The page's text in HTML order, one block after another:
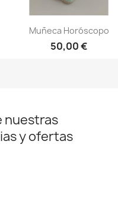
Vista rápida
Muñeca Horóscopo
50,00 €
nuestras
y ofertas